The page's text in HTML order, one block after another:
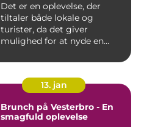
der spænder fra friske
salater og smørrebrød til
bagels, pandekager og
æggekager
Det er en oplevelse, der
tiltaler både lokale og
turister, da det giver
mulighed for at nyde en
13. jan
Brunch på Vesterbro - En
smagfuld oplevelse